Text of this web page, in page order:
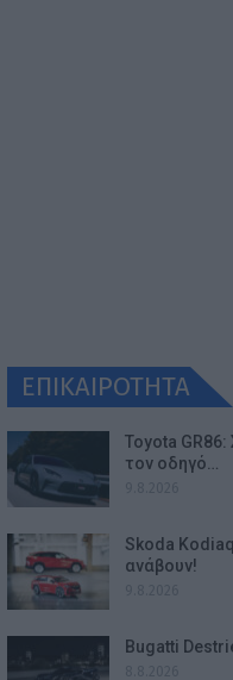
ΕΠΙΚΑΙΡΟΤΗΤΑ
Toyota
τον οδηγό…
Skoda
ανάβουν!
Bugatti